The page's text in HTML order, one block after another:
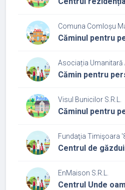
Comuna Comloșu
Căminul pentru
Asociația Umanitară
Cămin pentru
Visul Bunicilor S.R.L.
Căminul pentru
Fundaţia Timişoara
Centrul de
EnMaison S.R.L.
Centrul Unde